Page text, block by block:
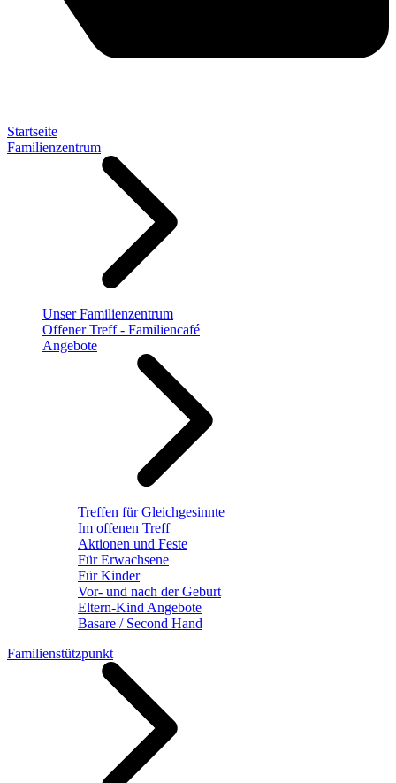
Startseite
Familienzentrum
Unser Familienzentrum
Offener Treff - Familiencafé
Angebote
Treffen für Gleichgesinnte
Im offenen Treff
Aktionen und Feste
Für Erwachsene
Für Kinder
Vor- und nach der Geburt
Eltern-Kind Angebote
Basare / Second Hand
Familienstützpunkt